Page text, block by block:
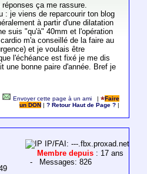
ça me rassure.
: je viens de reparcourir ton blog
à partir d'une dilatation
suis "qu'à" 40mm et l'opération
m'a conseillé de la faire au
et je voulais être
l'échéance est fixé je me dis
une bonne paire d'année. Bref je
Envoyer cette page à un ami |
Faire
un DON
|? Retour Haut de Page ?
IP/FAI: ---.fbx.proxad.net
Membre depuis : 17 ans
- Messages: 826